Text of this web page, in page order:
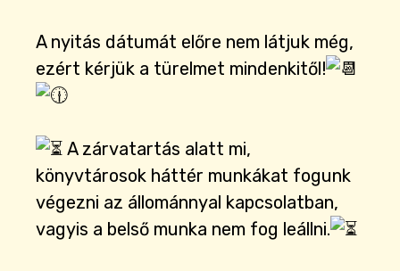
A nyitás dátumát előre nem látjuk még,
ezért kérjük a türelmet mindenkitől!
A zárvatartás alatt mi,
könyvtárosok háttér munkákat fogunk
végezni az állománnyal kapcsolatban,
vagyis a belső munka nem fog leállni.